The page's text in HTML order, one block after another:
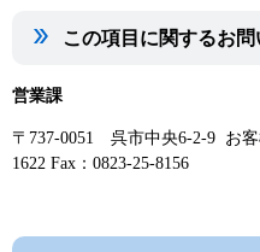
この項目に関するお
営業課
〒737-0051 呉市中央6-2-9 お
1622 Fax：0823-25-8156